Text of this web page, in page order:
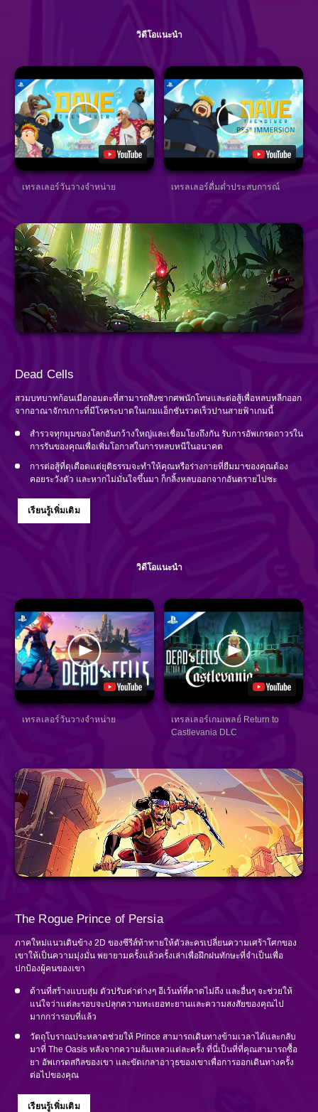
วิดีโอแนะนำ
เทรลเลอร์วันวางจำหน่าย เทรลเลอร์ดื่มด่ำประสบการณ์
Dead Cells
สวมบทบาทก้อนเมือกอมตะที่สามารถสิงซากศพนักโทษและต่อสู้เพื่อหลบหลีกออก
จากอาณาจักรเกาะที่มีโรคระบาดในเกมแอ็กชันรวดเร็วปานสายฟ้าเกมนี้
สำรวจทุกมุมของโลกอันกว้างใหญ่และเชื่อมโยงถึงกัน รับการอัพเกรดถาวรใน
การรันของคุณเพื่อเพิ่มโอกาสในการหลบหนีในอนาคต
การต่อสู้ที่ดุเดือดแต่ยุติธรรมจะทำให้คุณหรือร่างกายที่ยืมมาของคุณต้อง
คอยระวังตัว และหากไม่มั่นใจขึ้นมา ก็กลิ้งหลบออกจากอันตรายไปซะ
เรียนรู้เพิ่มเติม
วิดีโอแนะนำ
เทรลเลอร์วันวางจำหน่าย
เทรลเลอร์เกมเพลย์ Return to
Castlevania DLC
The Rogue Prince of Persia
ภาคใหม่แนวเดินข้าง 2D ของซีรีส์ท้าทายให้ตัวละครเปลี่ยนความเศร้าโศกของ
เขาให้เป็นความมุ่งมั่น พยายามครั้งแล้วครั้งเล่าเพื่อฝึกฝนทักษะที่จำเป็นเพื่อ
ปกป้องผู้คนของเขา
ด้านที่สร้างแบบสุ่ม ตัวปรับค่าต่างๆ อีเว้นท์ที่คาดไม่ถึง และอื่นๆ จะช่วยให้
แน่ใจว่าแต่ละรอบจะปลุกความทะเยอทะยานและความสงสัยของคุณไป
มากกว่ารอบที่แล้ว
วัตถุโบราณประหลาดช่วยให้ Prince สามารถเดินทางข้ามเวลาได้และกลับ
มาที่ The Oasis หลังจากความล้มเหลวแต่ละครั้ง ที่นี่เป็นที่ที่คุณสามารถซื้อ
ยา อัพเกรดสกิลของเขา และขัดเกลาอาวุธของเขาเพื่อการออกเดินทางครั้ง
ต่อไปของคุณ
เรียนรู้เพิ่มเติม